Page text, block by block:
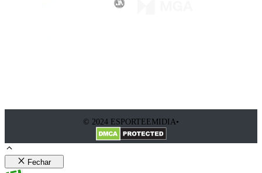
© 2024 ESPORTEEMIDIA•
Fechar